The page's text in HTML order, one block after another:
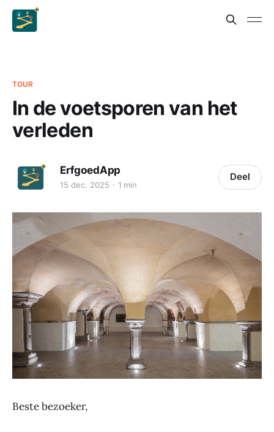
TOUR
In de voetsporen van het
verleden
ErfgoedApp
15 dec. 2025 1 min
Deel
Beste bezoeker,